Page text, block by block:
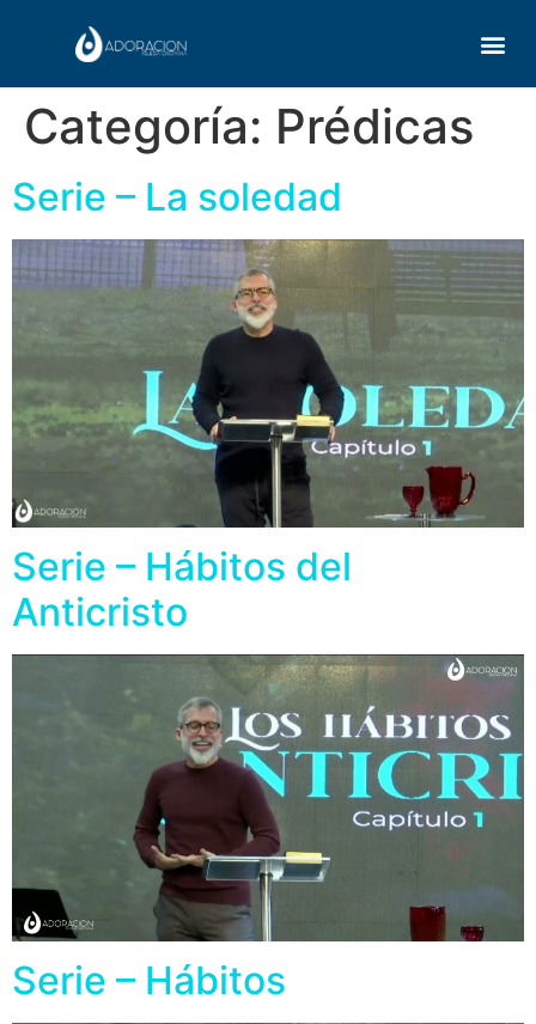
Categoría: Prédicas
Serie – La soledad
Serie – Hábitos del
Anticristo
Serie – Hábitos